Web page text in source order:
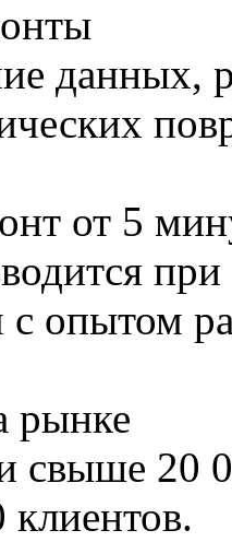
данных,
от 5
с опытом
рынке
свыше 20
клиентов.